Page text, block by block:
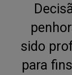
sido
para